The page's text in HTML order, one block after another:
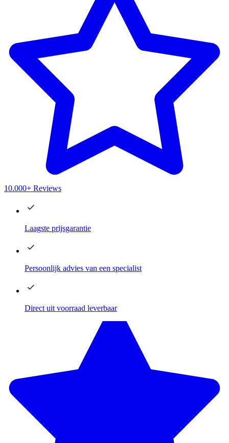
10.000+ Reviews
Laagste prijsgarantie
Persoonlijk advies van een specialist
Direct uit voorraad leverbaar